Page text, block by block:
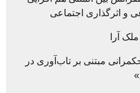
و اثرگذاری اجتماعی
آرا
مبتنی بر تاب‌آوری در